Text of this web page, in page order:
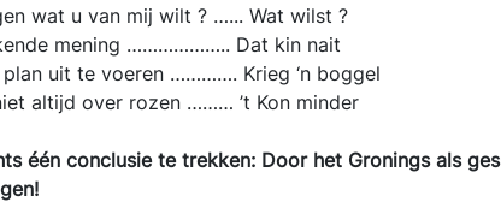
wat u van mij wilt ? …... Wat wilst ?
mening ……………….. Dat kin nait
uit te voeren …………. Krieg ‘n boggel
altijd over rozen ……… ’t Kon minder
één conclusie te trekken: Door het Gronings als